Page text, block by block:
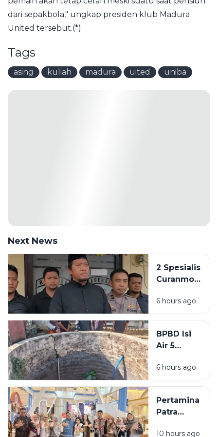
dari sepakbola," ungkap presiden klub Madura
United tersebut.(*)
Tags
asing kuliah madura uited uniba
Next News
2 Spesialis
Curanmor
Bangkalan
Diringkus
Beraksi di
11 TKP
6 hours ago
BPBD Isi
Air 5
Warga
Sumenep
Kering
6 hours ago
Pertamina
Patra
10 hours ago